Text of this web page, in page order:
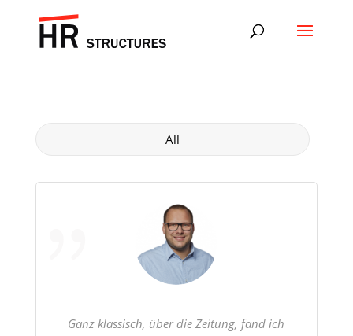
All
Ganz klassisch, über die Zeitung, fand ich